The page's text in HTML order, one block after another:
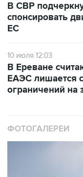
В СВР
спонсировать
ЕС
10 июля 12:03
В Ереване
ЕАЭС лишается
ограничений на
ФОТОГАЛЕРЕИ